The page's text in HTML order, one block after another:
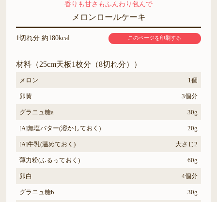
香りも甘さもふんわり包んで
メロンロールケーキ
1切れ分 約180kcal このページを印刷する
材料（25cm天板1枚分（8切れ分））
メロン 1個
卵黄 3個分
グラニュ糖a 30g
[A]無塩バター(溶かしておく) 20g
[A]牛乳(温めておく) 大さじ2
薄力粉(ふるっておく) 60g
卵白 4個分
グラニュ糖b 30g